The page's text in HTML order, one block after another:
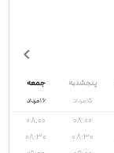
پنجشنبه
۱۵مرداد
۰۸:۰۰
۰۸:۳۰
جمعه
۱۶مرداد
۰۸:۰۰
۰۸:۳۰